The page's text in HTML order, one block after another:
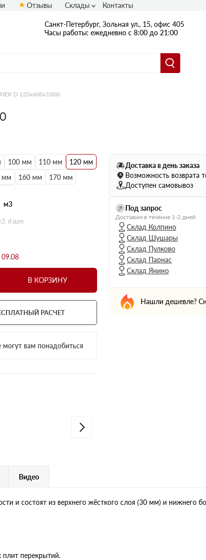
Санкт-Петербург, Зольная ул., 15, офис 405
Часы работы: ежедневно с 8:00 до 21:00
Отзывы Склады Контакты
D 120х600х1000
100 мм 110 мм
120 мм
мм 160 мм
170 мм
м3
6 шт
В КОРЗИНУ
РАСЧЕТ
могут вам понадобиться
Доставка в день заказа
Возможность возврата
Доступен самовывоз
Под запрос
Доставим в течение 1-2 дней
Склад Колпино
Склад Шушары
Склад Пулково
Склад Парнас
Склад Янино
Нашли дешевле?
Видео
и состоят из верхнего жёсткого слоя (30 мм) и нижнего
плит перекрытий.